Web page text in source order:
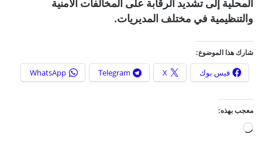
المحلية إلى تشديد الرقابة على المخالفات الأمنية
والتنظيمية في مختلف المديريات.
شارك هذا الموضوع:
فيس بوك X
Telegram
WhatsApp
معجب بهذه: